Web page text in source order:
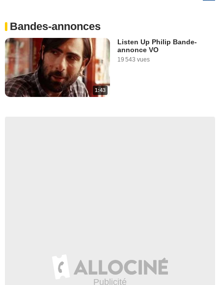
Bandes-annonces
1:43
Listen Up Philip Bande-
annonce VO
19 543 vues